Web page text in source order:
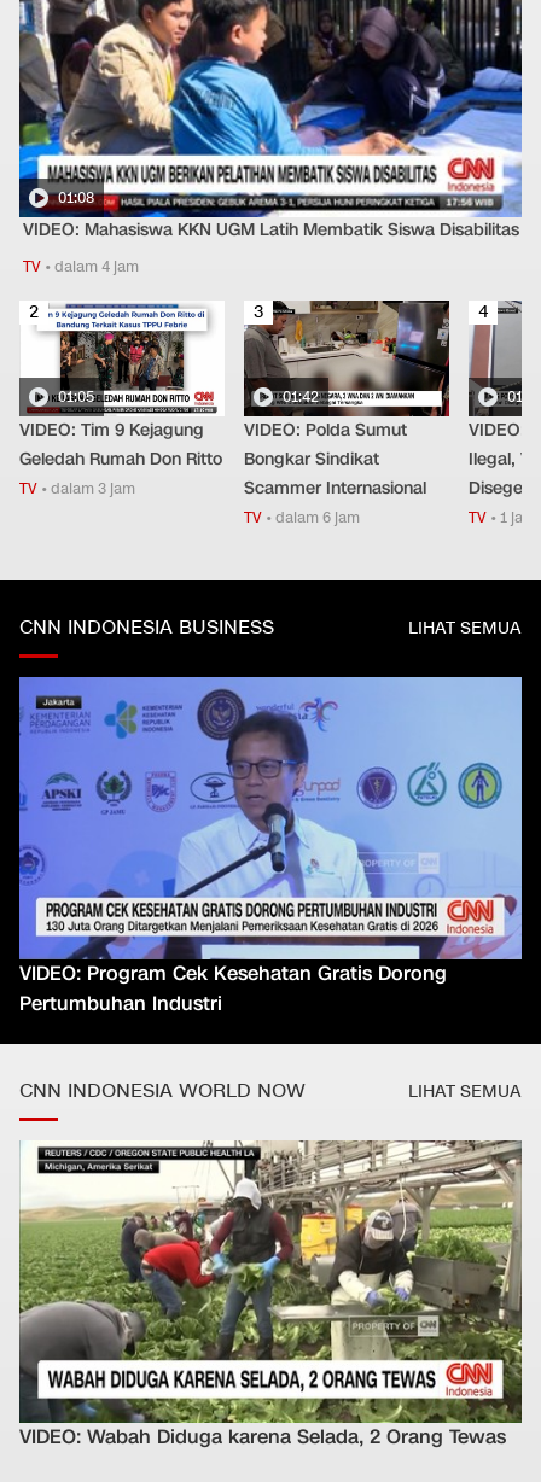
01:08
VIDEO: Mahasiswa KKN UGM Latih Membatik Siswa Disabilitas
TV•dalam 4 jam
2
01:05
VIDEO: Tim 9 Kejagung
Geledah Rumah Don Ritto
TV •dalam 3 jam
3
01:42
VIDEO: Polda Sumut
Bongkar Sindikat
Scammer Internasional
TV •dalam 6 jam
4
VIDEO:
Ilegal,
Disegel
TV • 1
CNN INDONESIA BUSINESS LIHAT SEMUA
VIDEO: Program Cek Kesehatan Gratis Dorong
Pertumbuhan Industri
CNN INDONESIA WORLD NOW LIHAT SEMUA
VIDEO: Wabah Diduga karena Selada, 2 Orang Tewas